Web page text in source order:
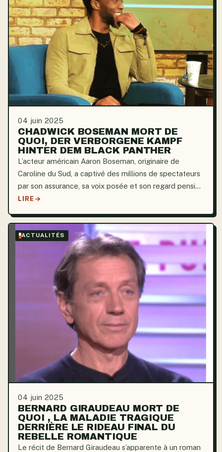
04 juin 2025
CHADWICK BOSEMAN MORT DE
QUOI, DER VERBORGENE KAMPF
HINTER DEM BLACK PANTHER
L’acteur américain Aaron Boseman, originaire de
Caroline du Sud, a captivé des millions de spectateurs
par son assurance, sa voix posée et son regard pensif.
Formé à l’Université Howard et à la British American
LIRE
ACTUALITÉS
04 juin 2025
BERNARD GIRAUDEAU MORT DE
QUOI , LA MALADIE TRAGIQUE
DERRIÈRE LE RIDEAU FINAL DU
REBELLE ROMANTIQUE
Le récit de Bernard Giraudeau s’apparente à un roman